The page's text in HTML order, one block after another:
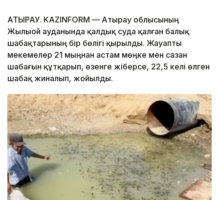
АТЫРАУ. KAZINFORM — Атырау облысының
Жылыой ауданында қалдық суда қалған балық
шабақтарының бір бөлігі қырылды. Жауапты
мекемелер 21 мыңнан астам мөңке мен сазан
шабағын құтқарып, өзенге жіберсе, 22,5 келі өлген
шабақ жиналып, жойылды.